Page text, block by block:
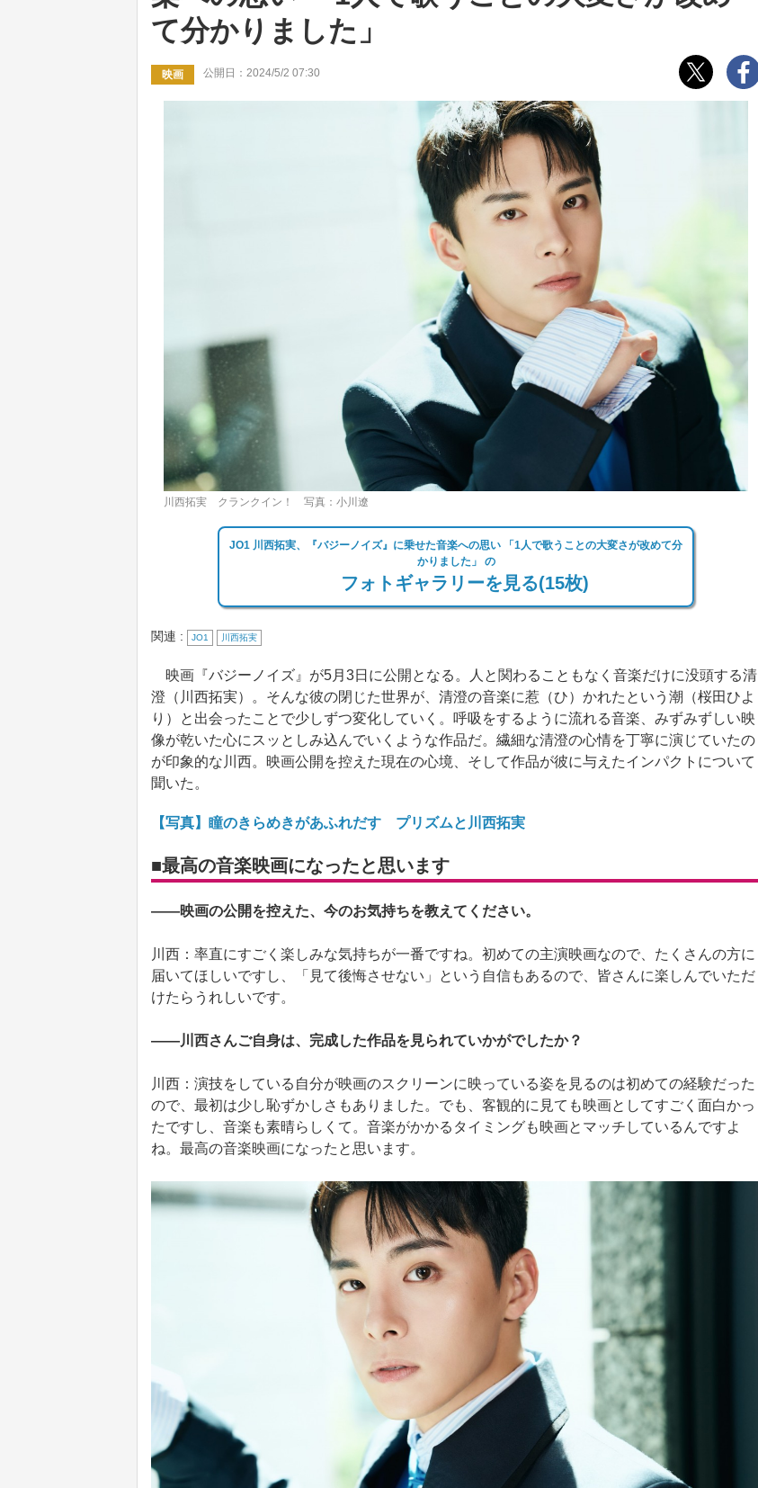
て分かりました」
映画 公開日：2024/5/2 07:30
川西拓実 クランクイン！ 写真：小川遼
JO1 川西拓実、『バジーノイズ』に乗せた音楽への思い 「1人で歌うことの大変さが改めて分
かりました」 の
フォトギャラリーを見る(15枚)
関連 : JO1 川西拓実
映画『バジーノイズ』が5月3日に公開となる。人と関わることもなく音楽だけに没頭する清
澄（川西拓実）。そんな彼の閉じた世界が、清澄の音楽に惹（ひ）かれたという潮（桜田ひよ
り）と出会ったことで少しずつ変化していく。呼吸をするように流れる音楽、みずみずしい映
像が乾いた心にスッとしみ込んでいくような作品だ。繊細な清澄の心情を丁寧に演じていたの
が印象的な川西。映画公開を控えた現在の心境、そして作品が彼に与えたインパクトについて
聞いた。
【写真】瞳のきらめきがあふれだす プリズムと川西拓実
■最高の音楽映画になったと思います
――映画の公開を控えた、今のお気持ちを教えてください。
川西：率直にすごく楽しみな気持ちが一番ですね。初めての主演映画なので、たくさんの方に
届いてほしいですし、「見て後悔させない」という自信もあるので、皆さんに楽しんでいただ
けたらうれしいです。
――川西さんご自身は、完成した作品を見られていかがでしたか？
川西：演技をしている自分が映画のスクリーンに映っている姿を見るのは初めての経験だった
ので、最初は少し恥ずかしさもありました。でも、客観的に見ても映画としてすごく面白かっ
たですし、音楽も素晴らしくて。音楽がかかるタイミングも映画とマッチしているんですよ
ね。最高の音楽映画になったと思います。